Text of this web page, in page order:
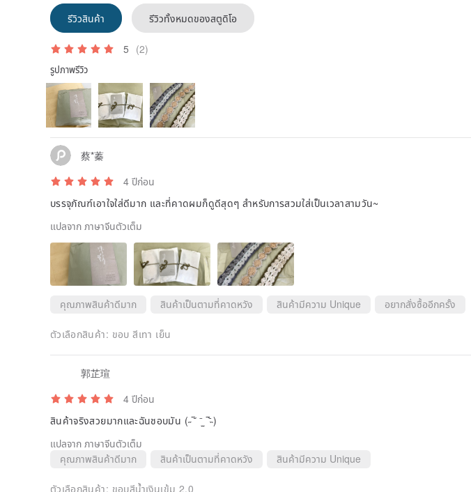
รีวิวสินค้า รีวิวทั้งหมดของสตูดิโอ
5 (2)
รูปภาพรีวิว
蔡*蓁
4 ปีก่อน
บรรจุภัณฑ์เอาใจใส่ดีมาก และที่คาดผมก็ดูดีสุดๆ สำหรับการสวมใส่เป็นเวลาสามวัน~
แปลจาก ภาษาจีนตัวเต็ม
คุณภาพสินค้าดีมาก สินค้าเป็นตามที่คาดหวัง สินค้ามีความ Unique อยากสั่งซื้ออีกครั้ง
ตัวเลือกสินค้า: ขอบ สีเทา เย็น
郭芷瑄
4 ปีก่อน
สินค้าจริงสวยมากและฉันชอบมัน (˶‾᷄ ⁻̫ ‾᷅˵)
แปลจาก ภาษาจีนตัวเต็ม
คุณภาพสินค้าดีมาก
สินค้าเป็นตามที่คาดหวัง สินค้ามีความ Unique
ตัวเลือกสินค้า: ขอบสีน้ำเงินเข้ม 2.0